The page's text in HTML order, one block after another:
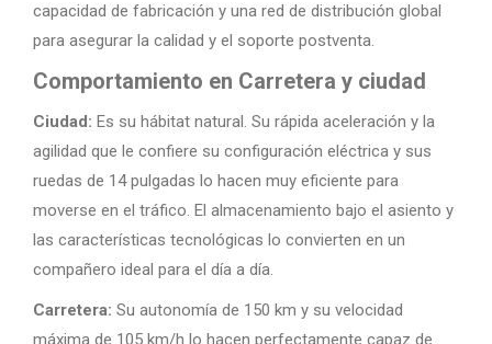
capacidad de fabricación y una red de distribución global
para asegurar la calidad y el soporte postventa.
Comportamiento en Carretera y ciudad
Ciudad: Es su hábitat natural. Su rápida aceleración y la
agilidad que le confiere su configuración eléctrica y sus
ruedas de 14 pulgadas lo hacen muy eficiente para
moverse en el tráfico. El almacenamiento bajo el asiento y
las características tecnológicas lo convierten en un
compañero ideal para el día a día.
Carretera: Su autonomía de 150 km y su velocidad
máxima de 105 km/h lo hacen perfectamente capaz de